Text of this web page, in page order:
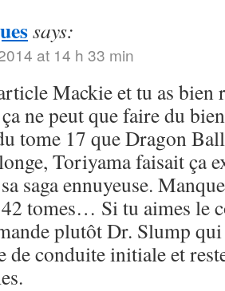
says:
at 14 h 33 min
Mackie et tu as bien
ne peut que faire du
tome 17 que Dragon
Toriyama faisait ça
saga ennuyeuse.
tomes… Si tu aimes le
plutôt Dr. Slump qui
de conduite initiale et